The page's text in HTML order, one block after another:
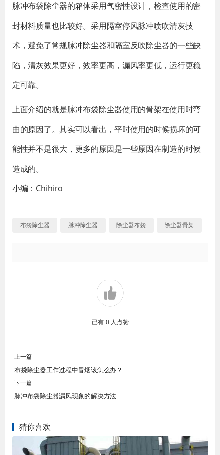
脉冲布袋除尘器的箱体采用气密性设计，检查使用的密
封材料质量也比较好。采用隔室停风脉冲喷吹清灰技
术，避免了常规脉冲除尘器和隔室反吹除尘器的一些缺
陷，清灰效果更好，效率更高，漏风率更低，运行更稳
定可靠。
上面介绍的就是脉冲布袋除尘器使用的骨架在使用时弯
曲的原因了。其实可以看出，平时使用的时候损坏的可
能性并不是很大，更多的原因是一些原因在制造的时候
造成的。
小编：Chihiro
布袋除尘器 脉冲除尘器 除尘器布袋 除尘器骨架
已有 0 人点赞
上一篇
布袋除尘器工作过程中冒烟该怎么办？
下一篇
脉冲布袋除尘器漏风现象的解决方法
猜你喜欢